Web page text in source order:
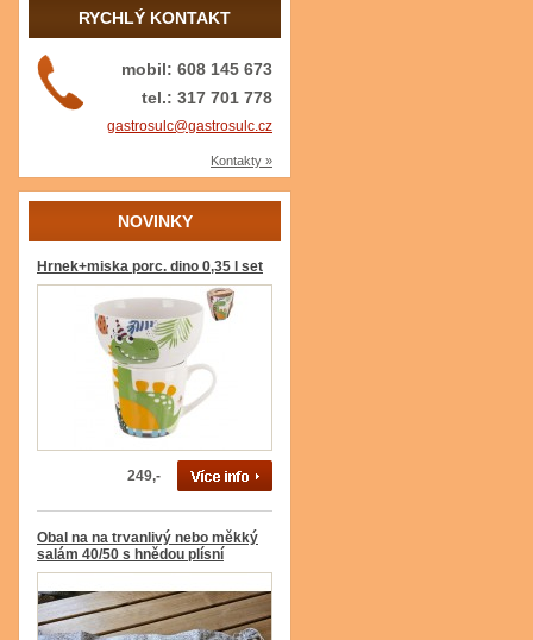
RYCHLÝ KONTAKT
mobil: 608 145 673
tel.: 317 701 778
gastrosulc@gastrosulc.cz
Kontakty »
NOVINKY
Hrnek+miska porc. dino 0,35 l set
249,-
Obal na na trvanlivý nebo měkký
salám 40/50 s hnědou plísní